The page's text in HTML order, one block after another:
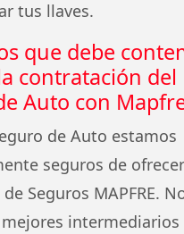
tus llaves.
que debe
contratación
Auto con
de Auto estamos
seguros de
Seguros MAPFRE.
intermediarios